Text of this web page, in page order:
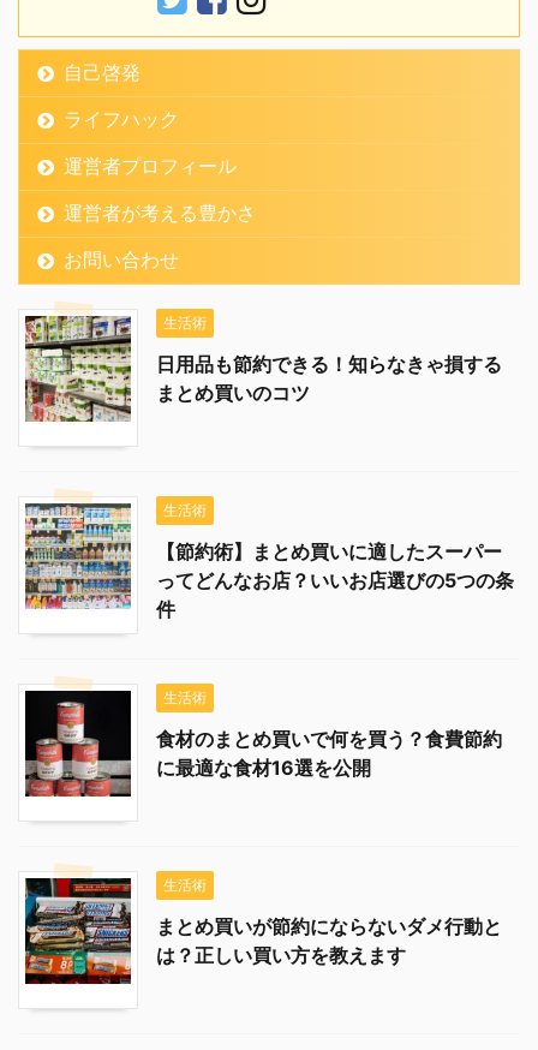
自己啓発
ライフハック
運営者プロフィール
運営者が考える豊かさ
お問い合わせ
生活術
日用品も節約できる！知らなきゃ損する
まとめ買いのコツ
生活術
【節約術】まとめ買いに適したスーパー
ってどんなお店？いいお店選びの5つの条
件
生活術
食材のまとめ買いで何を買う？食費節約
に最適な食材16選を公開
生活術
まとめ買いが節約にならないダメ行動と
は？正しい買い方を教えます